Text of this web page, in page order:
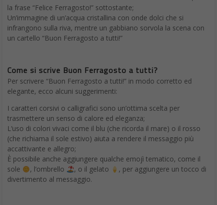
la frase “Felice Ferragosto!” sottostante;
Un’immagine di un’acqua cristallina con onde dolci che si
infrangono sulla riva, mentre un gabbiano sorvola la scena con
un cartello “Buon Ferragosto a tutti!”
Come si scrive Buon Ferragosto a tutti?
Per scrivere “Buon Ferragosto a tutti!” in modo corretto ed
elegante, ecco alcuni suggerimenti:
I caratteri corsivi o calligrafici sono un’ottima scelta per
trasmettere un senso di calore ed eleganza;
L’uso di colori vivaci come il blu (che ricorda il mare) o il rosso
(che richiama il sole estivo) aiuta a rendere il messaggio più
accattivante e allegro;
È possibile anche aggiungere qualche emojì tematico, come il
sole
, l’ombrello , o il gelato
, per aggiungere un tocco di
divertimento al messaggio.